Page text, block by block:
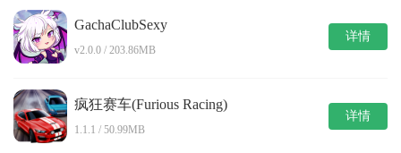
GachaClubSexy
v2.0.0 / 203.86MB
详情
疯狂赛车(Furious Racing)
1.1.1 / 50.99MB
详情